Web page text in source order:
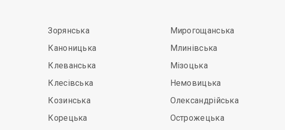
Зорянська
Каноницька
Клеванська
Клесівська
Козинська
Корецька
Мирогощанська
Млинівська
Мізоцька
Немовицька
Олександрійська
Острожецька